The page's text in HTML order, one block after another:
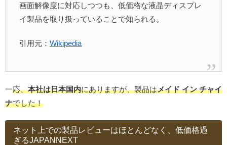
画面解像度に対応しつつも、低価格な液晶ディスプレ
イ製品を取り扱っていることで知られる。
引用元： Wikipedia
一応、本社は日本国内にありますが、製品はメイド イン チャイ
ナでした！
ネット上での製品レビューはほとんどなく、低価格過
ぎるJAPANNEXT